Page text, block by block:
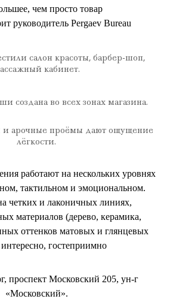
чем просто товар
руководитель Pergaev Bureau
салон красоты, барбер-шоп,
кабинет.
создана во всех зонах магазина.
и арочные проёмы дают ощущение
лёгкости.
работают на нескольких уровнях
тактильном и эмоциональном.
четких и лаконичных линиях,
материалов (дерево, керамика,
оттенков матовых и глянцевых
гостеприимно
проспект Московский 205, ун-г
«Московский».